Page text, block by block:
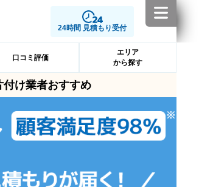
24時間 見積もり受付
口コミ評価
エリア
から探す
け業者おすすめ